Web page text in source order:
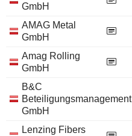
GmbH
AMAG Metal
GmbH
Amag Rolling
GmbH
B&C
Beteiligungsmanagement
GmbH
Lenzing Fibers